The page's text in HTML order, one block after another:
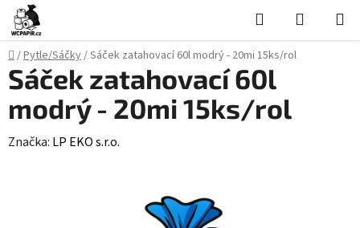
Přejít
obsah
Hledat
KOŠÍK
Domů
/Pytle/Sáčky/Sáček zatahovací 60l modrý - 20mi 15ks/rol
Sáček zatahovací 60l
modrý - 20mi 15ks/rol
Značka: LP EKO s.r.o.